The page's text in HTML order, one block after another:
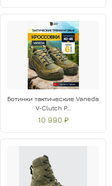
Ботинки тактические Vaneda
V-Clutch P...
10 990 ₽